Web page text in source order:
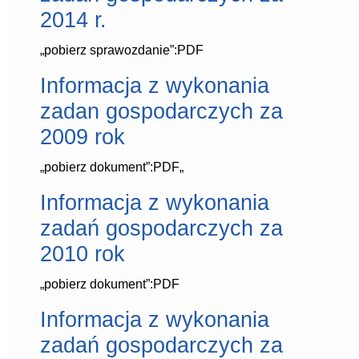
Punkt Nieodpłatnej Pomocy Prawnej
Stypendia szkolne
Raport o stanie gminy
Zwrot podatku akcyzowego
Poprawa efektywności
Interpelacje i zapytania radnych
Transmisja obrad Rady Gminy
Koordynator ds.dostępności
Kontrole
Deklaracja dostępności
2014 r.
„pobierz sprawozdanie”:PDF
Informacja z wykonania
zadan gospodarczych za
2009 rok
„pobierz dokument”:PDF„
Informacja z wykonania
zadań gospodarczych za
2010 rok
„pobierz dokument”:PDF
Informacja z wykonania
zadań gospodarczych za